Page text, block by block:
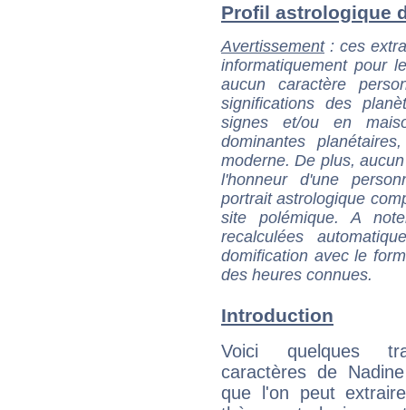
Profil astrologique
Avertissement: ces
informatiquement pour
aucun caractère
significations des
signes et/ou en
dominantes
moderne. De plus,
l'honneur d'une
portrait astrologique
site polémique. A
recalculées
domification avec le
des heures connues.
Introduction
Voici quelques
caractères de
que l'on peut